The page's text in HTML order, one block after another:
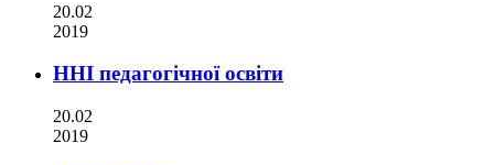
20.02
2019
ННІ педагогічної освіти
20.02
2019